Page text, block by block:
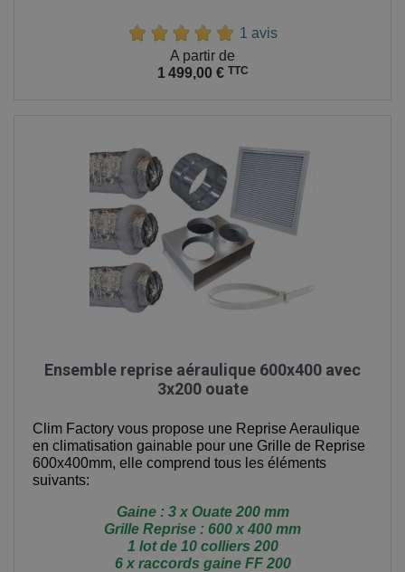
1 avis
A partir de
1 499,00 € TTC
Ensemble reprise aéraulique 600x400 avec
3x200 ouate
Clim Factory vous propose une Reprise Aeraulique
en climatisation gainable pour une Grille de Reprise
600x400mm, elle comprend tous les éléments
suivants:
Gaine : 3 x Ouate 200 mm
Grille Reprise : 600 x 400 mm
1 lot de 10 colliers 200
6 x raccords gaine FF 200